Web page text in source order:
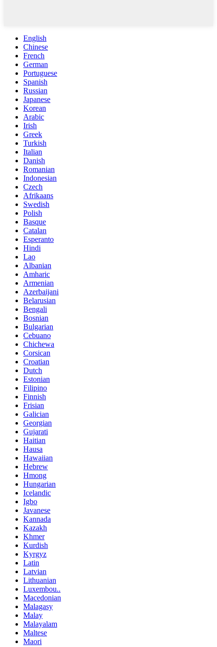
English
Chinese
French
German
Portuguese
Spanish
Russian
Japanese
Korean
Arabic
Irish
Greek
Turkish
Italian
Danish
Romanian
Indonesian
Czech
Afrikaans
Swedish
Polish
Basque
Catalan
Esperanto
Hindi
Lao
Albanian
Amharic
Armenian
Azerbaijani
Belarusian
Bengali
Bosnian
Bulgarian
Cebuano
Chichewa
Corsican
Croatian
Dutch
Estonian
Filipino
Finnish
Frisian
Galician
Georgian
Gujarati
Haitian
Hausa
Hawaiian
Hebrew
Hmong
Hungarian
Icelandic
Igbo
Javanese
Kannada
Kazakh
Khmer
Kurdish
Kyrgyz
Latin
Latvian
Lithuanian
Luxembou..
Macedonian
Malagasy
Malay
Malayalam
Maltese
Maori